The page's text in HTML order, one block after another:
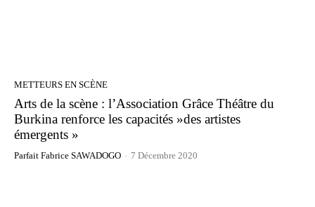
METTEURS EN SCÈNE
Arts de la scène : l’Association Grâce Théâtre du
Burkina renforce les capacités »des artistes
émergents »
Parfait Fabrice SAWADOGO - 7 Décembre 2020